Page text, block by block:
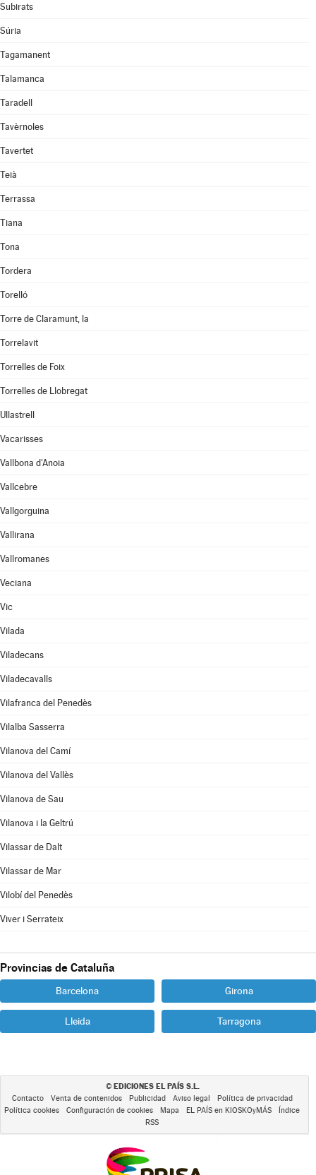
Subirats
Súria
Tagamanent
Talamanca
Taradell
Tavèrnoles
Tavertet
Teià
Terrassa
Tiana
Tona
Tordera
Torelló
Torre de Claramunt, la
Torrelavit
Torrelles de Foix
Torrelles de Llobregat
Ullastrell
Vacarisses
Vallbona d'Anoia
Vallcebre
Vallgorguina
Vallirana
Vallromanes
Veciana
Vic
Vilada
Viladecans
Viladecavalls
Vilafranca del Penedès
Vilalba Sasserra
Vilanova del Camí
Vilanova del Vallès
Vilanova de Sau
Vilanova i la Geltrú
Vilassar de Dalt
Vilassar de Mar
Vilobí del Penedès
Viver i Serrateix
Provincias de Cataluña
Barcelona Girona
Lleida Tarragona
© EDICIONES EL PAÍS S.L.
Contacto Venta de contenidos Publicidad Aviso legal
Política de privacidad
Política cookies
Configuración de cookies Mapa EL PAÍS en KIOSKOyMÁS
Índice
RSS